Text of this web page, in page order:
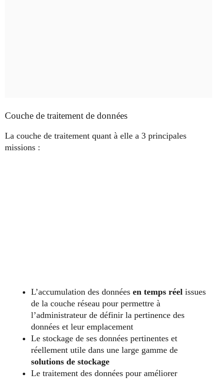
Couche de traitement de données
La couche de traitement quant à elle a 3 principales
missions :
L’accumulation des données en temps réel issues
de la couche réseau pour permettre à
l’administrateur de définir la pertinence des
données et leur emplacement
Le stockage de ses données pertinentes et
réellement utile dans une large gamme de
solutions de stockage
Le traitement des données pour améliorer